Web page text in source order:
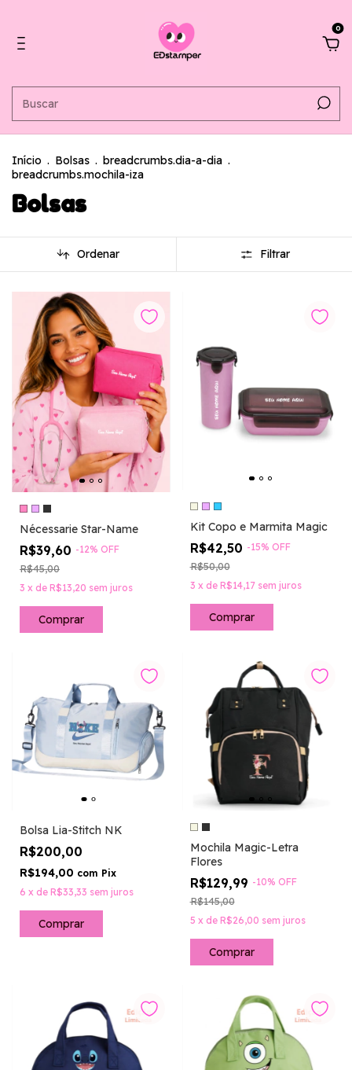
0
Início . Bolsas . breadcrumbs.dia-a-dia .
breadcrumbs.mochila-iza
Bolsas
Ordenar Filtrar
Nécessarie Star-Name
R$39,60 -12% OFF
R$45,00
3 x de R$13,20 sem juros
Comprar
Kit Copo e Marmita Magic
R$42,50 -15% OFF
R$50,00
3 x de R$14,17 sem juros
Comprar
Bolsa Lia-Stitch NK
R$200,00
R$194,00 com Pix
6 x de R$33,33 sem juros
Comprar
Mochila Magic-Letra
Flores
R$129,99 -10% OFF
R$145,00
5 x de R$26,00 sem juros
Comprar